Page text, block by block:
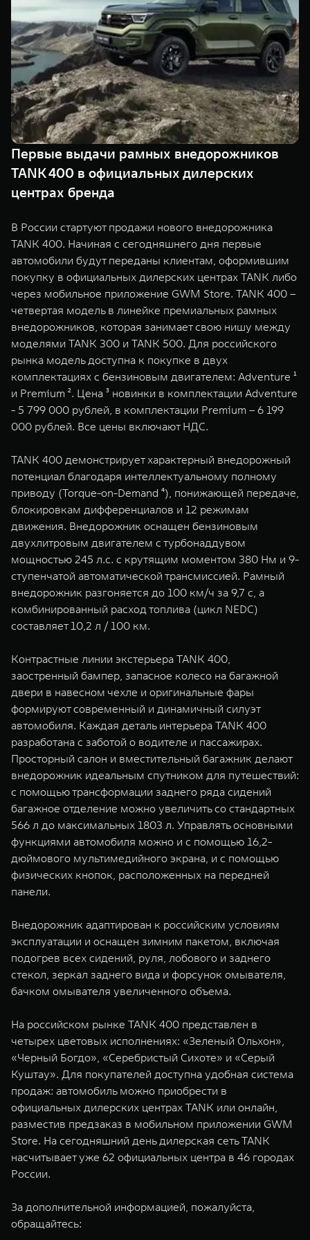
TANK 500
Веди за собой
от 6 499 000 ₽
TANK 700
Сила
от 10 199
WEY 07
Расширяя границы комфорта
от 6 149 000 ₽
WEY 05
Эстетика
WEY 80
Масштаб возможностей
от 6 449 000 ₽
WEY 80
TANK Финансы
Корпоративным клиентам
TANK ФИНАНСЫ
TANK Кредит
TANK Лизинг
TANK Страхование
Сервис
Специальные предложения
Моторные масла
ЦИФРОВЫЕ СЕРВИСЫ TANK
Цифровые сервисы TANK
Подписки
Первые выдачи рамных внедорожников
TANK 400 в официальных дилерских
центрах бренда
В России стартуют продажи нового внедорожника
TANK 400. Начиная с сегодняшнего дня первые
автомобили будут переданы клиентам, оформившим
покупку в официальных дилерских центрах TANK либо
через мобильное приложение GWM Store. TANK 400 –
четвертая модель в линейке премиальных рамных
внедорожников, которая занимает свою нишу между
моделями TANK 300 и TANK 500. Для российского
рынка модель доступна к покупке в двух
комплектациях с бензиновым двигателем: Adventure ¹
и Premium ². Цена ³ новинки в комплектации Adventure
- 5 799 000 рублей, в комплектации Premium – 6 199
000 рублей. Все цены включают НДС.
TANK 400 демонстрирует характерный внедорожный
потенциал благодаря интеллектуальному полному
приводу (Torque-on-Demand ⁴), понижающей передаче,
блокировкам дифференциалов и 12 режимам
движения. Внедорожник оснащен бензиновым
двухлитровым двигателем с турбонаддувом
мощностью 245 л.с. с крутящим моментом 380 Нм и 9-
ступенчатой автоматической трансмиссией. Рамный
внедорожник разгоняется до 100 км/ч за 9,7 с, а
комбинированный расход топлива (цикл NEDC)
составляет 10,2 л / 100 км.
Контрастные линии экстерьера TANK 400,
заостренный бампер, запасное колесо на багажной
двери в навесном чехле и оригинальные фары
формируют современный и динамичный силуэт
автомобиля. Каждая деталь интерьера TANK 400
разработана с заботой о водителе и пассажирах.
Просторный салон и вместительный багажник делают
внедорожник идеальным спутником для путешествий:
с помощью трансформации заднего ряда сидений
багажное отделение можно увеличить со стандартных
566 л до максимальных 1803 л. Управлять основными
функциями автомобиля можно и с помощью 16,2-
дюймового мультимедийного экрана, и с помощью
физических кнопок, расположенных на передней
панели.
Внедорожник адаптирован к российским условиям
эксплуатации и оснащен зимним пакетом, включая
подогрев всех сидений, руля, лобового и заднего
стекол, зеркал заднего вида и форсунок омывателя,
бачком омывателя увеличенного объема.
На российском рынке TANK 400 представлен в
четырех цветовых исполнениях: «Зеленый Ольхон»,
«Черный Богдо», «Серебристый Сихоте» и «Серый
Куштау». Для покупателей доступна удобная система
продаж: автомобиль можно приобрести в
официальных дилерских центрах TANK или онлайн,
разместив предзаказ в мобильном приложении GWM
Store. На сегодняшний день дилерская сеть TANK
насчитывает уже 62 официальных центра в 46 городах
России.
За дополнительной информацией, пожалуйста,
обращайтесь: